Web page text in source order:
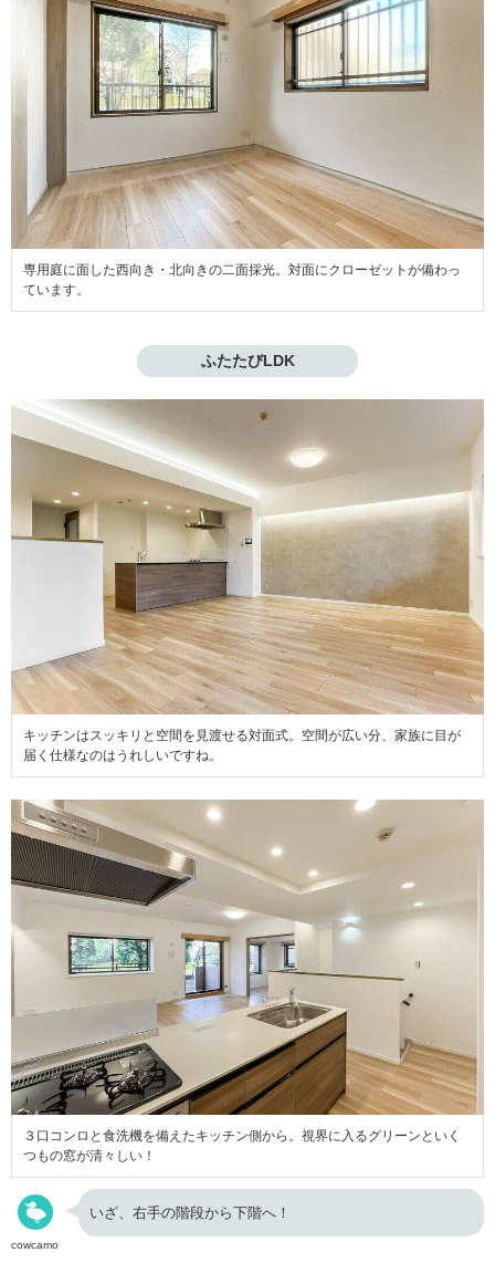
専用庭に面した西向き・北向きの二面採光。対面にクローゼットが備わっ
ています。
ふたたびLDK
キッチンはスッキリと空間を見渡せる対面式。空間が広い分、家族に目が
届く仕様なのはうれしいですね。
３口コンロと食洗機を備えたキッチン側から。視界に入るグリーンといく
つもの窓が清々しい！
cowcamo
いざ、右手の階段から下階へ！